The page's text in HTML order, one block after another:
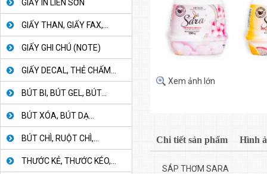
GIẤY IN LIÊN SƠN
GIẤY THAN, GIẤY FAX,...
GIẤY GHI CHÚ (NOTE)
GIẤY DECAL, THẺ CHẤM...
BÚT BI, BÚT GEL, BÚT...
BÚT XÓA, BÚT DẠ...
BÚT CHÌ, RUỘT CHÌ,...
THƯỚC KẺ, THƯỚC KÉO,...
Xem ảnh lớn
Chi tiết sản phẩm Hình
SÁP THƠM SARA